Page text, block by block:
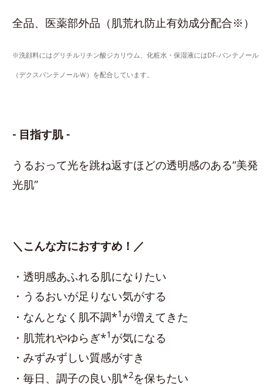
全品、医薬部外品（肌荒れ防止有効成分配合※）
※洗顔料にはグリチルリチン酸ジカリウム、化粧水・保湿液にはDF-パンテノール
（デクスパンテノールＷ）を配合しています。
- 目指す肌 -
うるおって光を跳ね返すほどの透明感のある“美発
光肌”
＼こんな方におすすめ！／
・透明感あふれる肌になりたい
・うるおいが足りない気がする
・なんとなく肌不調*1 が増えてきた
・肌荒れやゆらぎ*1 が気になる
・みずみずしい質感がすき
・毎日、調子の良い肌*2を保ちたい